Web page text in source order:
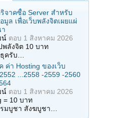
จาคซื้อ Server สำหรับ
มูล เพื่อเว็บพลังจิตเผยแผ่
น์ ตอบ 1 สิงหาคม 2026
พลังจิต 10 บาท
ครับ…
ค่า Hosting ของเว็บ
...2558 -2559 -2560
น์ ตอบ 1 สิงหาคม 2026
= 10 บาท
มบูชา สังฆบูชา…